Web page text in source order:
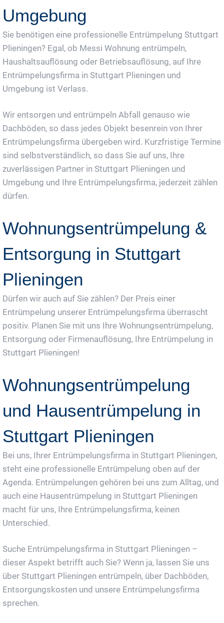
Umgebung
Sie benötigen eine professionelle Entrümpelung Stuttgart
Plieningen? Egal, ob Messi Wohnung entrümpeln,
Haushaltsauflösung oder Betriebsauflösung, auf Ihre
Entrümpelungsfirma in Stuttgart Plieningen und
Umgebung ist Verlass.
Wir entsorgen und entrümpeln Abfall genauso wie
Dachböden, so dass jedes Objekt besenrein von Ihrer
Entrümpelungsfirma übergeben wird. Kurzfristige Termine
sind selbstverständlich, so dass Sie auf uns, Ihre
zuverlässigen Partner in Stuttgart Plieningen und
Umgebung und Ihre Entrümpelungsfirma, jederzeit zählen
dürfen.
Wohnungsentrümpelung &
Entsorgung in Stuttgart
Plieningen
Dürfen wir auch auf Sie zählen? Der Preis einer
Entrümpelung unserer Entrümpelungsfirma überrascht
positiv. Planen Sie mit uns Ihre Wohnungsentrümpelung,
Entsorgung oder Firmenauflösung, Ihre Entrümpelung in
Stuttgart Plieningen!
Wohnungsentrümpelung
und Hausentrümpelung in
Stuttgart Plieningen
Bei uns, Ihrer Entrümpelungsfirma in Stuttgart Plieningen,
steht eine professionelle Entrümpelung oben auf der
Agenda. Entrümpelungen gehören bei uns zum Alltag, und
auch eine Hausentrümpelung in Stuttgart Plieningen
macht für uns, Ihre Entrümpelungsfirma, keinen
Unterschied.
Suche Entrümpelungsfirma in Stuttgart Plieningen –
dieser Aspekt betrifft auch Sie? Wenn ja, lassen Sie uns
über Stuttgart Plieningen entrümpeln, über Dachböden,
Entsorgungskosten und unsere Entrümpelungsfirma
sprechen.